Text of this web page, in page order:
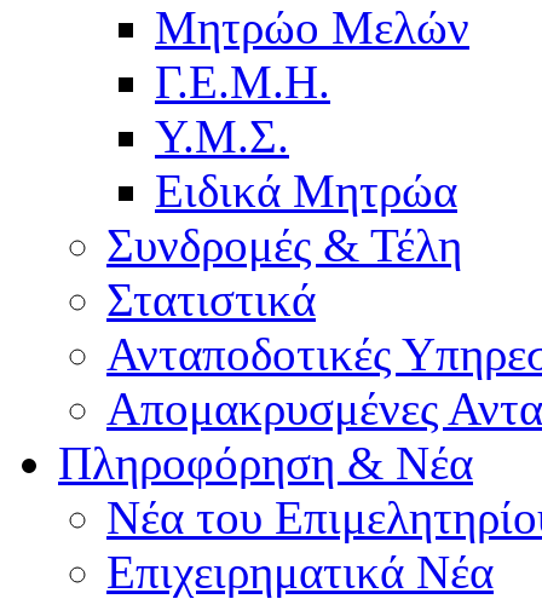
Μητρώο Μελών
Γ.Ε.Μ.Η.
Υ.Μ.Σ.
Ειδικά Μητρώα
Συνδρομές & Τέλη
Στατιστικά
Ανταποδοτικές
Απομακρυσμένες
Πληροφόρηση & Νέα
Νέα του
Επιχειρηματικά Νέα